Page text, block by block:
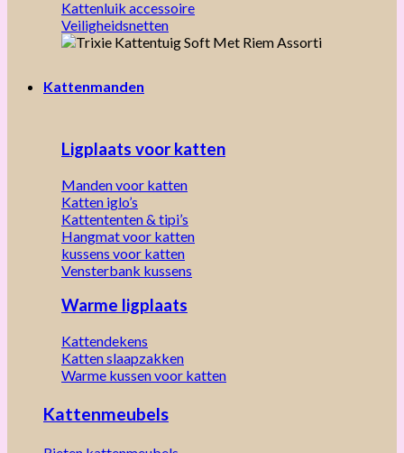
Kattenluik accessoire
Veiligheidsnetten
Kattenmanden
Ligplaats voor katten
Manden voor katten
Katten iglo’s
Kattententen & tipi’s
Hangmat voor katten
kussens voor katten
Vensterbank kussens
Warme ligplaats
Kattendekens
Katten slaapzakken
Warme kussen voor katten
Kattenmeubels